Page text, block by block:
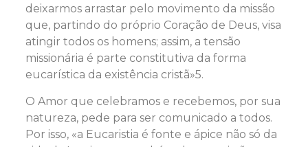
deixarmos arrastar pelo movimento da missão
que, partindo do próprio Coração de Deus, visa
atingir todos os homens; assim, a tensão
missionária é parte constitutiva da forma
eucarística da existência cristã»5.
O Amor que celebramos e recebemos, por sua
natureza, pede para ser comunicado a todos.
Por isso, «a Eucaristia é fonte e ápice não só da